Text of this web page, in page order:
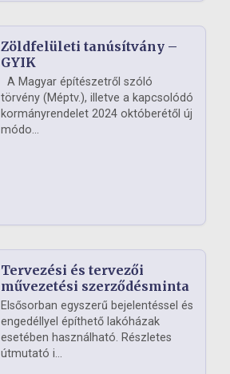
Zöldfelületi tanúsítvány –
GYIK
A Magyar építészetről szóló
törvény (Méptv.), illetve a kapcsolódó
kormányrendelet 2024 októberétől új
módo...
Tervezési és tervezői
művezetési szerződésminta
Elsősorban egyszerű bejelentéssel és
engedéllyel építhető lakóházak
esetében használható. Részletes
útmutató i...